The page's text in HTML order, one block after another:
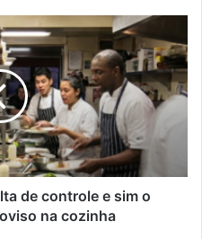
de controle e sim o
na cozinha